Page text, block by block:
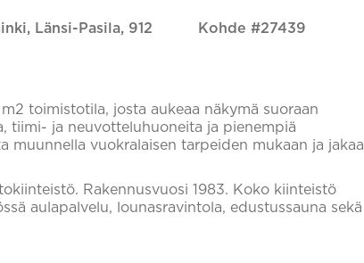
Länsi-Pasila, 912
Kohde #27439
toimistotila, josta aukeaa näkymä suoraan
tiimi- ja neuvotteluhuoneita ja pienempiä
muunnella vuokralaisen tarpeiden mukaan ja jakaa
Rakennusvuosi 1983. Koko kiinteistö
aulapalvelu, lounasravintola, edustussauna sekä